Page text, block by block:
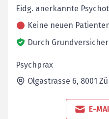
Eidg. anerkannte
Keine neuen
Durch
Psychprax
Olgastrasse 6, 8001
E-